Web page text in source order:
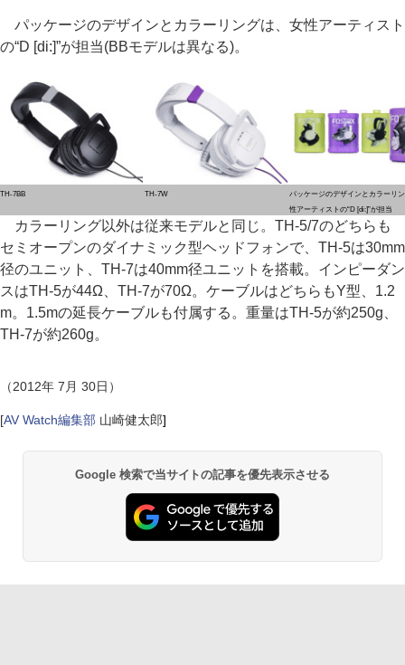
パッケージのデザインとカラーリングは、女性アーティスト
の“D [di:]”が担当(BBモデルは異なる)。
TH-7BB TH-7W
パッケージのデザインとカラーリ
性アーティストの“D [di:]”が担当
カラーリング以外は従来モデルと同じ。TH-5/7のどちらも
セミオープンのダイナミック型ヘッドフォンで、TH-5は30mm
径のユニット、TH-7は40mm径ユニットを搭載。インピーダン
スはTH-5が44Ω、TH-7が70Ω。ケーブルはどちらもY型、1.2
m。1.5mの延長ケーブルも付属する。重量はTH-5が約250g、
TH-7が約260g。
（2012年 7月 30日）
[AV Watch編集部 山崎健太郎]
Google 検索で当サイトの記事を優先表示させる